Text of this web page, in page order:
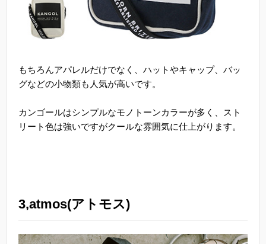
もちろんアパレルだけでなく、ハットやキャップ、バッ
グなどの小物類も人気が高いです。
カンゴールはシンプルなモノトーンカラーが多く、スト
リート色は強いですがクールな雰囲気に仕上がります。
3,atmos(アトモス)